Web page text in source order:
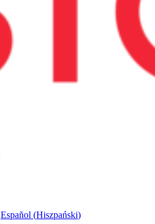
Español (Hiszpański)